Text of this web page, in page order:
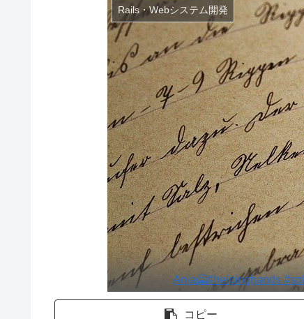
Rails・Webシステム開発
Anja🤗#helpinghands
コピー